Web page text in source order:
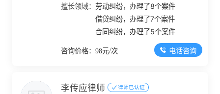
材大市场9栋1-3号门面
擅长领域：劳动纠纷，办理了8个案件
借贷纠纷，办理了7个案件
合同纠纷，办理了5个案件
咨询价格：98元/次 电话咨询
李传应律师 律师已认证